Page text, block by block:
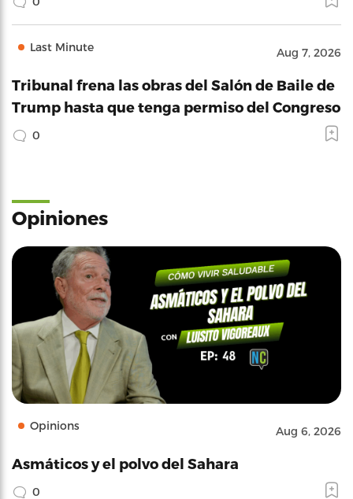
Last Minute Aug 7, 2026
Tribunal frena las obras del Salón de Baile de
Trump hasta que tenga permiso del Congreso
0
Opiniones
Opinions Aug 6, 2026
Asmáticos y el polvo del Sahara
0